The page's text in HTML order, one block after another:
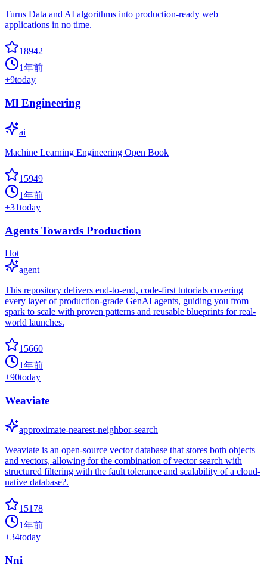
Turns Data and AI algorithms into production-ready web
applications in no time.
18942
1年前
+9today
Ml Engineering
ai
Machine Learning Engineering Open Book
15949
1年前
+31today
Agents Towards Production
Hot
agent
This repository delivers end-to-end, code-first tutorials covering
every layer of production-grade GenAI agents, guiding you from
spark to scale with proven patterns and reusable blueprints for real-
world launches.
15660
1年前
+90today
Weaviate
approximate-nearest-neighbor-search
Weaviate is an open-source vector database that stores both objects
and vectors, allowing for the combination of vector search with
structured filtering with the fault tolerance and scalability of a cloud-
native database?.
15178
1年前
+34today
Nni